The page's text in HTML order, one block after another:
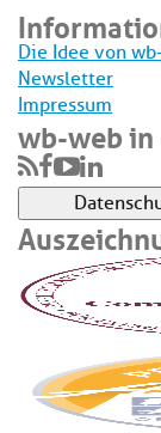
Die Idee von
Newsletter
Impressum
wb-web in